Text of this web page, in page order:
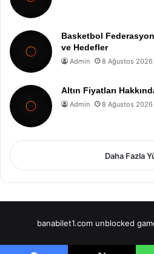
Basketbol
ve Hedefler
Admin 8 Ağustos 2026
Altın Fiyatları
Admin 8 Ağustos 2026
Daha Fazla
banabilet1.com unblocked